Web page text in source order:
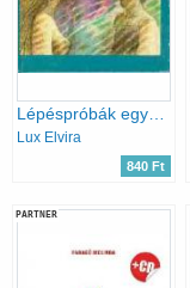
Lux Elvira
840 Ft
PARTNER